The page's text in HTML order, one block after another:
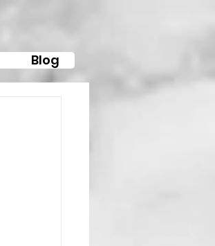
Blog